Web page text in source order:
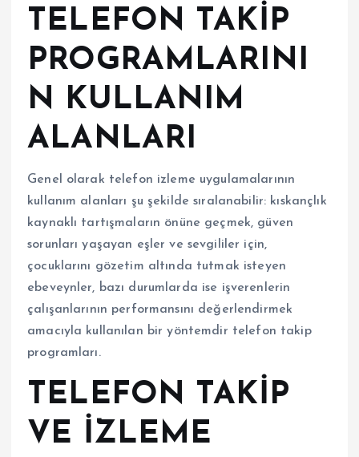
TELEFON TAKİP
PROGRAMLARINI
N KULLANIM
ALANLARI
Genel olarak telefon izleme uygulamalarının
kullanım alanları şu şekilde sıralanabilir: kıskançlık
kaynaklı tartışmaların önüne geçmek, güven
sorunları yaşayan eşler ve sevgililer için,
çocuklarını gözetim altında tutmak isteyen
ebeveynler, bazı durumlarda ise işverenlerin
çalışanlarının performansını değerlendirmek
amacıyla kullanılan bir yöntemdir telefon takip
programları.
TELEFON TAKİP
VE İZLEME